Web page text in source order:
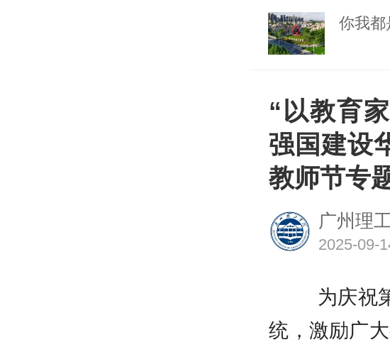
你我都
“以教育
强国建设
教师节专
广州理
2025-09-
为庆祝第
统，激励广